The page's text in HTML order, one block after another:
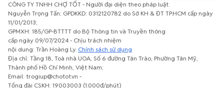
CÔNG TY TNHH CHỢ TỐT - Người đại diện theo pháp luật:
Nguyễn Trọng Tấn; GPDKKD: 0312120782 do Sở KH & ĐT TP.HCM cấp ngày
11/01/2013;
GPMXH: 185/GP-BTTTT do Bộ Thông tin và Truyền thông
cấp ngày 09/07/2024 - Chịu trách nhiệm
nội dung: Trần Hoàng Ly. Chính sách sử dụng
Địa chỉ: Tầng 18, Toà nhà UOA, Số 6 đường Tân Trào, Phường Tân Mỹ,
Thành phố Hồ Chí Minh, Việt Nam;
Email: trogiup@chotot.vn -
Tổng đài CSKH: 19003003 (1.000đ/phút)